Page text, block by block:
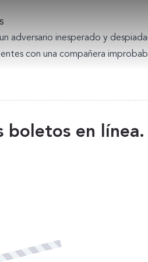
adversario inesperado y
con una compañera
boletos en línea.